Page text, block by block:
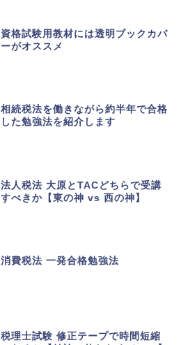
資格試験用教材には透明ブックカバ
ーがオススメ
相続税法を働きながら約半年で合格
した勉強法を紹介します
法人税法 大原とTACどちらで受講
すべきか【東の神 vs 西の神】
消費税法 一発合格勉強法
税理士試験 修正テープで時間短縮